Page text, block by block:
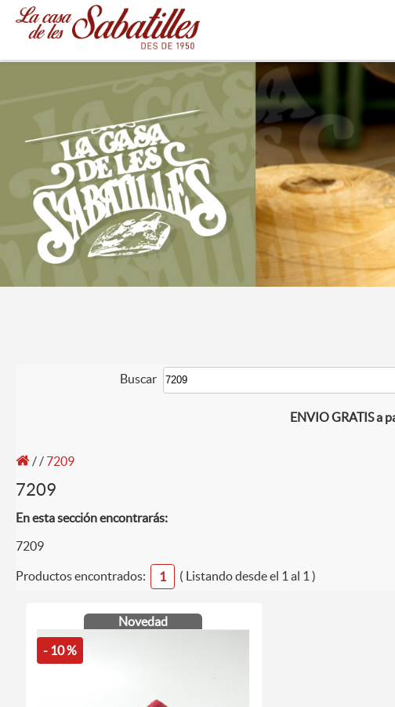
Buscar
ENVIO GRATIS a
// 7209
7209
En esta sección encontrarás:
7209
Productos encontrados: 1 ( Listando desde el 1 al 1 )
Novedad
- 10 %